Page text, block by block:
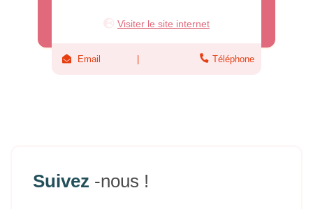
Visiter le site internet
Email Téléphone
Suivez -nous !